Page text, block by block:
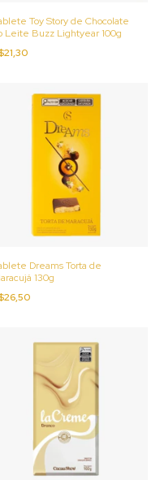
Toy Story de Chocolate
Leite Buzz Lightyear 100g
Dreams Torta de
130g